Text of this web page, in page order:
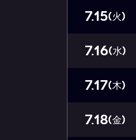
7.15(火)
7.16(水)
7.17(木)
7.18(金)